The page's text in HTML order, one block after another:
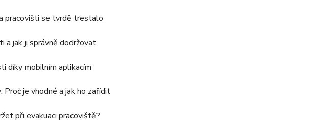
pracovišti se tvrdě trestalo
a jak ji správně dodržovat
díky mobilním aplikacím
Proč je vhodné a jak ho zařídit
při evakuaci pracoviště?